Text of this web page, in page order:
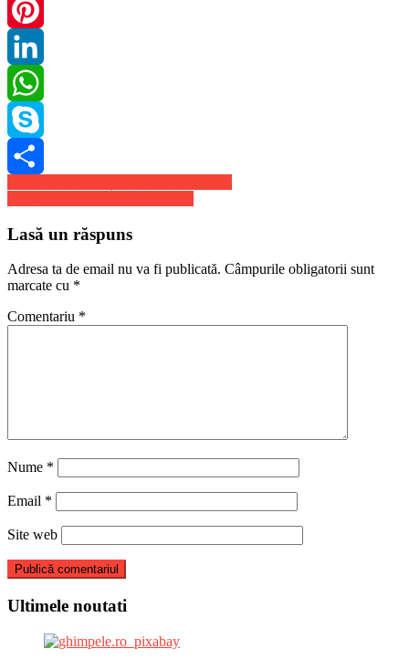
Twitter
Pinterest
LinkedIn
WhatsApp
Skype
Share
Navigare
în
articole
Lasă un răspuns
Adresa ta de email nu va fi publicată. Câmpurile obligatorii sunt
marcate cu *
Comentariu *
Nume *
Email *
Site web
Ultimele noutati